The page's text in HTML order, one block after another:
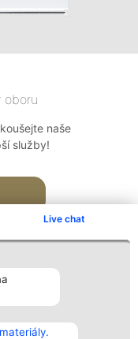
Live chat
oboru
naše
služby!
Kontakt